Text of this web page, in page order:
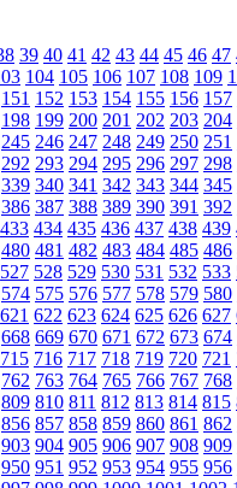
39 40 41 42 43 44 45 46 47
104 105 106 107 108 109
151 152 153 154 155 156 157
198 199 200 201 202 203 204
245 246 247 248 249 250 251
292 293 294 295 296 297 298
339 340 341 342 343 344 345
386 387 388 389 390 391 392
433 434 435 436 437 438 439
480 481 482 483 484 485 486
527 528 529 530 531 532 533
574 575 576 577 578 579 580
621 622 623 624 625 626 627
668 669 670 671 672 673 674
715 716 717 718 719 720 721
762 763 764 765 766 767 768
809 810 811 812 813 814 815
856 857 858 859 860 861 862
903 904 905 906 907 908 909
950 951 952 953 954 955 956